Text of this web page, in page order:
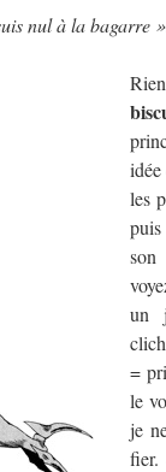
nul à la bagarre
les
puis
son
un
=
le
je
fier.